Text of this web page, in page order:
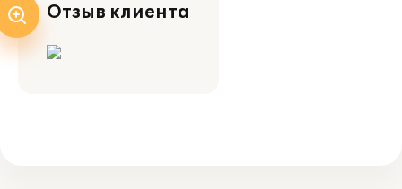
Отзыв клиента